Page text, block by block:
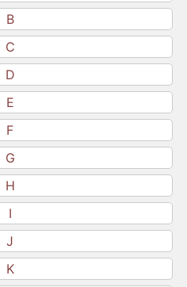
B
C
D
E
F
G
H
I
J
K